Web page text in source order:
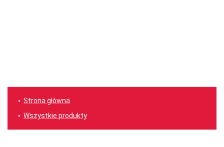
Strona główna
Wszystkie produkty